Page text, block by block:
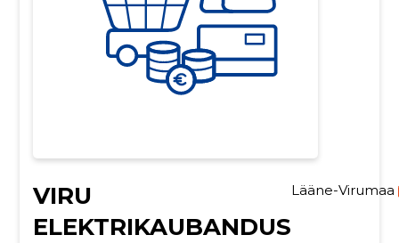
VIRU
ELEKTRIKAUBANDUS
Lääne-Virumaa